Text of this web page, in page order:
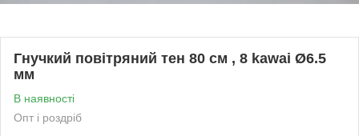
Гнучкий повітряний тен 80 см , 8 kawai Ø6.5
мм
В наявності
Опт і роздріб